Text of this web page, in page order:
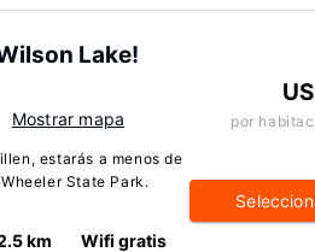
Lake!
Mostrar mapa
estarás a menos de
State Park.
km Wifi gratis
por